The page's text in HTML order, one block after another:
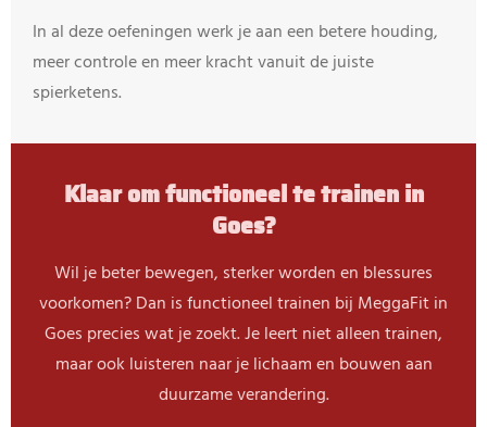
In al deze oefeningen werk je aan een betere houding,
meer controle en meer kracht vanuit de juiste
spierketens.
Klaar om functioneel te trainen in
Goes?
Wil je beter bewegen, sterker worden en blessures
voorkomen? Dan is functioneel trainen bij MeggaFit in
Goes precies wat je zoekt. Je leert niet alleen trainen,
maar ook luisteren naar je lichaam en bouwen aan
duurzame verandering.